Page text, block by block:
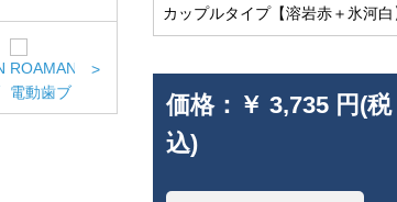
>
カップルタイプ【溶岩赤＋氷河白
価格： ￥ 3,735 円(税
込)